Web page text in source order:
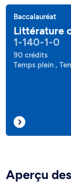
Baccalauréat
Littérature
1-140-1-0
90 crédits
Temps plein ,
Aperçu